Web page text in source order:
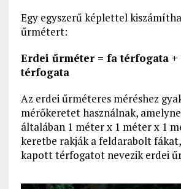
Egy egyszerű képlettel
űrmétert:
Erdei űrméter = fa térfogata +
térfogata
Az erdei űrméteres méréshez
mérőkeretet használnak,
általában 1 méter x 1 méter x 1
keretbe rakják a feldarabolt
kapott térfogatot nevezik erdei